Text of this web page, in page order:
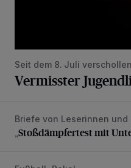
Seit dem 8. Juli verschollen
Vermisster
„Stoßdämpfertest mit
Briefe von Leserinnen und
„Stoßdämpfertest mit